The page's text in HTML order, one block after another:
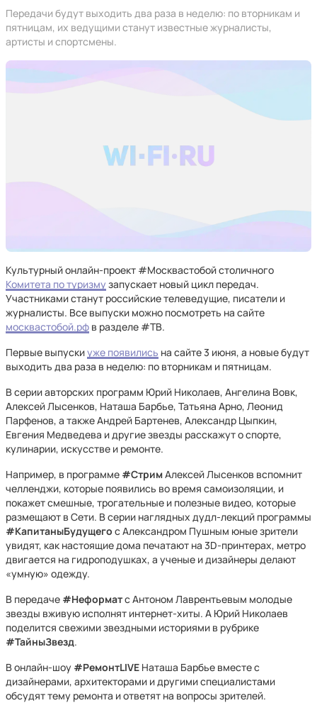
Передачи будут выходить два раза в неделю: по вторникам и
пятницам, их ведущими станут известные журналисты,
артисты и спортсмены.
Культурный онлайн-проект #Москвастобой столичного
Комитета по туризму запускает новый цикл передач.
Участниками станут российские телеведущие, писатели и
журналисты. Все выпуски можно посмотреть на сайте
москвастобой.рф в разделе #ТВ.
Первые выпускиуже появились на сайте 3 июня, а новые будут
выходить два раза в неделю: по вторникам и пятницам.
В серии авторских программ Юрий Николаев, Ангелина Вовк,
Алексей Лысенков, Наташа Барбье, Татьяна Арно, Леонид
Парфенов, а также Андрей Бартенев, Александр Цыпкин,
Евгения Медведева и другие звезды расскажут о спорте,
кулинарии, искусстве и ремонте.
Например, в программе #СтримАлексей Лысенков вспомнит
челленджи, которые появились во время самоизоляции, и
покажет смешные, трогательные и полезные видео, которые
размещают в Сети. В серии наглядных дудл-лекций программы
#КапитаныБудущего с Александром Пушным юные зрители
увидят, как настоящие дома печатают на 3D-принтерах, метро
двигается на гидроподушках, а ученые и дизайнеры делают
«умную» одежду.
В передаче #Неформатс Антоном Лаврентьевым молодые
звезды вживую исполнят интернет-хиты. А Юрий Николаев
поделится свежими звездными историями в рубрике
#ТайныЗвезд.
В онлайн-шоу #РемонтLIVE Наташа Барбье вместе с
дизайнерами, архитекторами и другими специалистами
обсудят тему ремонта и ответят на вопросы зрителей.